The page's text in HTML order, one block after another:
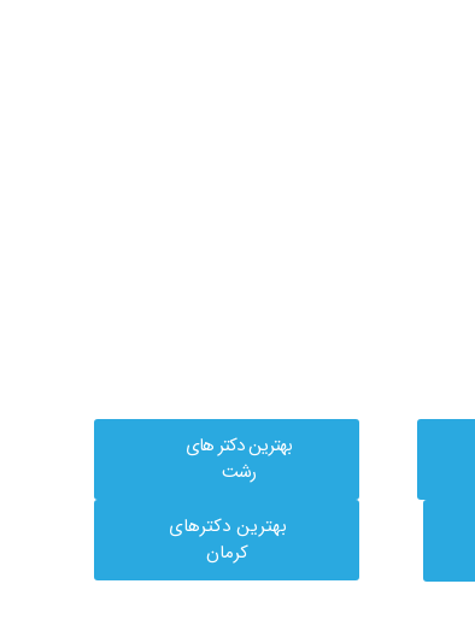
بهترین دکتر های
رشت
بهترین دکترهای
کرمان